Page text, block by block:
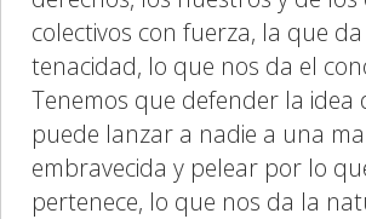
colectivos con fuerza, la que
tenacidad, lo que nos da el
Tenemos que defender la idea
puede lanzar a nadie a una
embravecida y pelear por lo
pertenece, lo que nos da la